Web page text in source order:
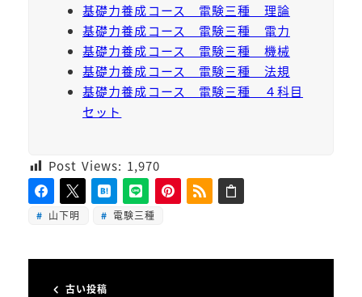
基礎力養成コース 電験三種 理論
基礎力養成コース 電験三種 電力
基礎力養成コース 電験三種 機械
基礎力養成コース 電験三種 法規
基礎力養成コース 電験三種 ４科目
セット
Post Views: 1,970
山下明 電験三種
古い投稿